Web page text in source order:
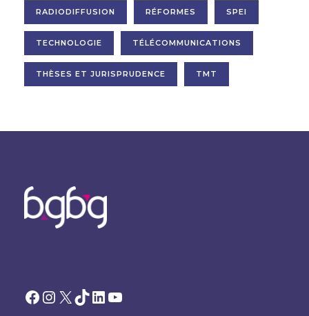
RADIODIFFUSION RÉFORMES SPEI
TECHNOLOGIE TÉLÉCOMMUNICATIONS
THÈSES ET JURISPRUDENCE TMT
Facebook Instagram X TikTok LinkedIn YouTube